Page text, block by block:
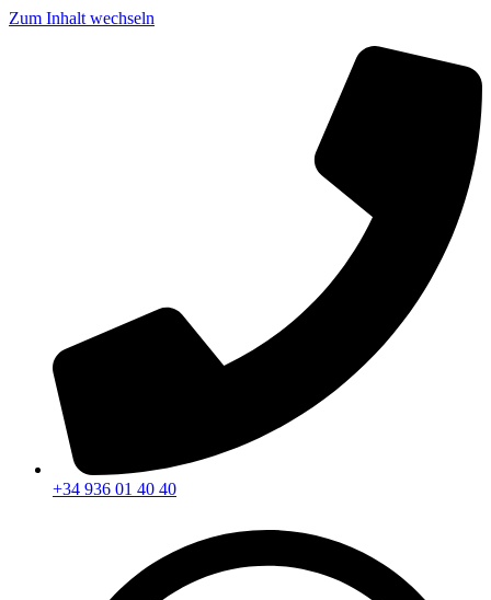
Zum Inhalt wechseln
+34 936 01 40 40